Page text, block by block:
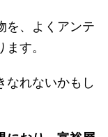
を、よくアンテ
す。
なれないかもし